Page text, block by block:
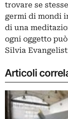
trovare se
germi di mondi
di una
ogni oggetto
Silvia
Articoli